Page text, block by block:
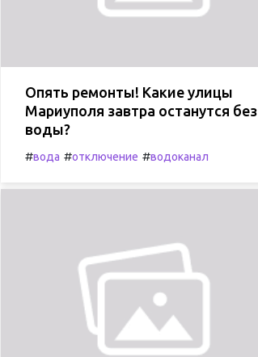
Опять ремонты! Какие улицы
Мариуполя завтра останутся без
воды?
#вода #отключение #водоканал